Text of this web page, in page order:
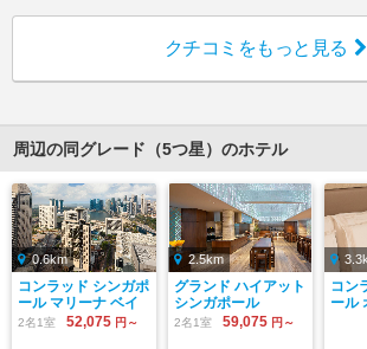
クチコミをもっと見る
周辺の同グレード（5つ星）のホテル
0.6km
コンラッド シンガポ
ール マリーナ ベイ
2名1室 52,075 円～
2.5km
グランド ハイアット
シンガポール
2名1室 59,075 円～
コン
ール